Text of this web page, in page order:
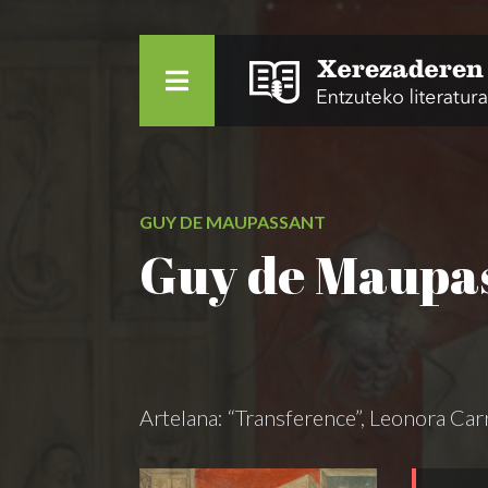
GUY DE MAUPASSANT
Guy de
Artelana: “Transference”, Leonora